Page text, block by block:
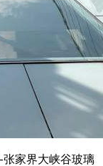
家界大峡谷玻璃